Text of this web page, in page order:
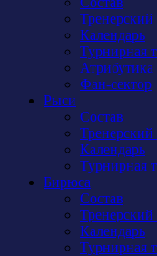
Календарь
Турнирная
Атрибутика
Фан-сектор
Рыси
Состав
Календарь
Турнирная
Бирюса
Состав
Календарь
Турнирная